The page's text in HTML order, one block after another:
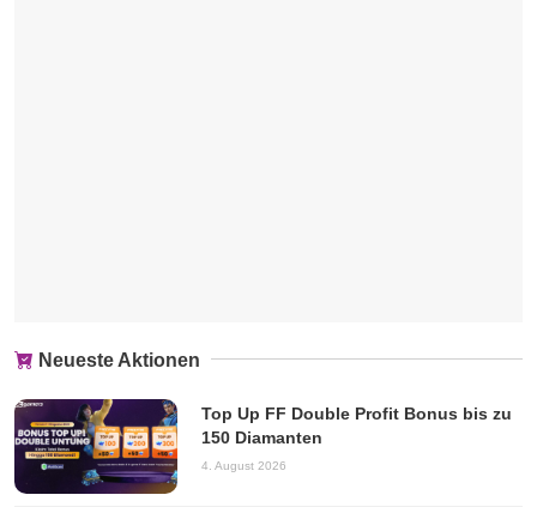
Neueste Aktionen
Top Up FF Double Profit Bonus bis zu
150 Diamanten
4. August 2026